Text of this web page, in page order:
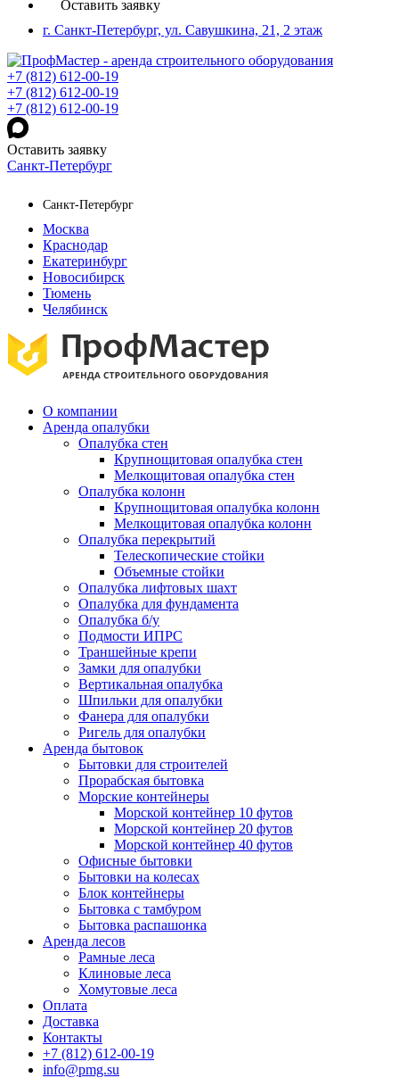
Оставить заявку
г. Санкт-Петербург, ул. Савушкина, 21, 2 этаж
+7 (812) 612-00-19
+7 (812) 612-00-19
+7 (812) 612-00-19
Оставить заявку
Санкт-Петербург
Санкт-Петербург
Москва
Краснодар
Екатеринбург
Новосибирск
Тюмень
Челябинск
О компании
Аренда опалубки
Опалубка стен
Крупнощитовая опалубка стен
Мелкощитовая опалубка стен
Опалубка колонн
Крупнощитовая опалубка колонн
Мелкощитовая опалубка колонн
Опалубка перекрытий
Телескопические стойки
Объемные стойки
Опалубка лифтовых шахт
Опалубка для фундамента
Опалубка б/у
Подмости ИПРС
Траншейные крепи
Замки для опалубки
Вертикальная опалубка
Шпильки для опалубки
Фанера для опалубки
Ригель для опалубки
Аренда бытовок
Бытовки для строителей
Прорабская бытовка
Морские контейнеры
Морской контейнер 10 футов
Морской контейнер 20 футов
Морской контейнер 40 футов
Офисные бытовки
Бытовки на колесах
Блок контейнеры
Бытовка с тамбуром
Бытовка распашонка
Аренда лесов
Рамные леса
Клиновые леса
Хомутовые леса
Оплата
Доставка
Контакты
+7 (812) 612-00-19
info@pmg.su